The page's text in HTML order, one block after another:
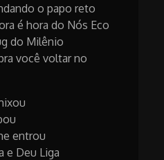
o papo reto
é hora do Nós Eco
do Milênio
você voltar no
entrou
e Deu Liga